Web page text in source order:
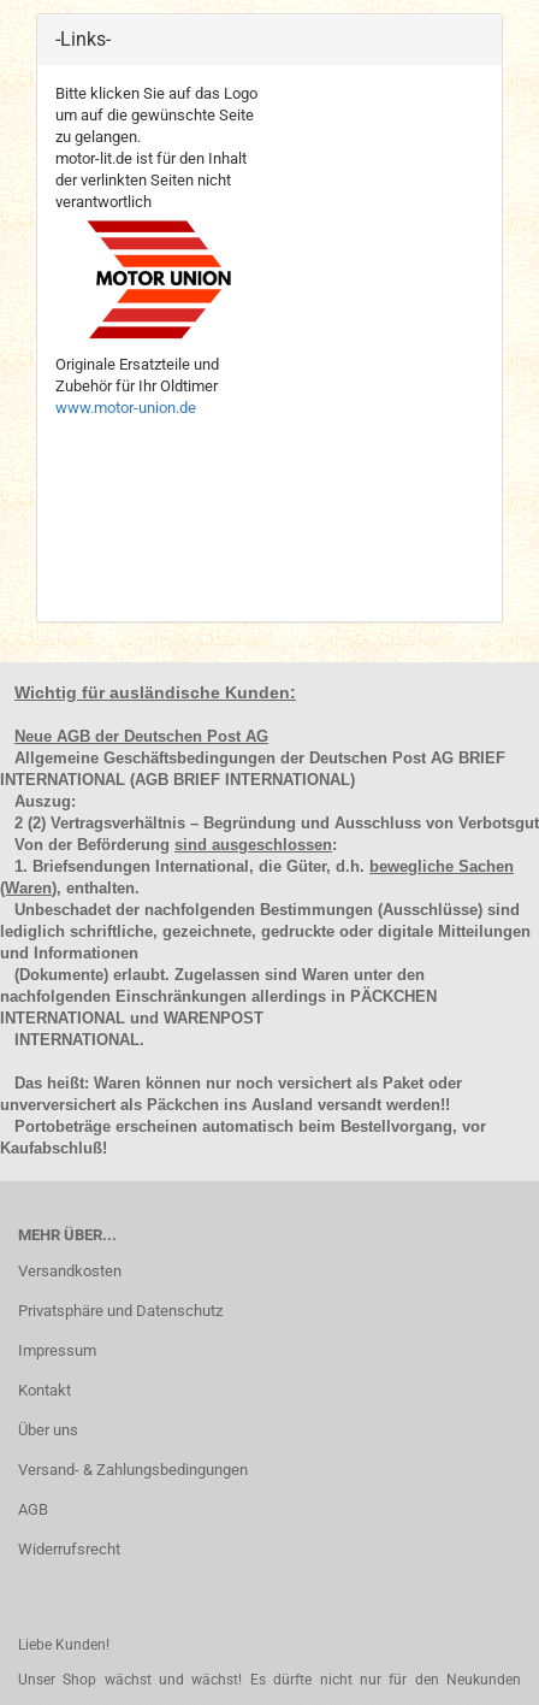
-Links-
Bitte klicken Sie auf das Logo
um auf die gewünschte Seite
zu gelangen.
motor-lit.de ist für den Inhalt
der verlinkten Seiten nicht
verantwortlich
Originale Ersatzteile und
Zubehör für Ihr Oldtimer
www.motor-union.de
Wichtig für ausländische Kunden:
Neue AGB der Deutschen Post AG
Allgemeine Geschäftsbedingungen der Deutschen Post AG BRIEF
INTERNATIONAL (AGB BRIEF INTERNATIONAL)
Auszug:
2 (2) Vertragsverhältnis – Begründung und Ausschluss von Verbotsgut
Von der Beförderung sind ausgeschlossen:
1. Briefsendungen International, die Güter, d.h. bewegliche Sachen
(Waren), enthalten.
Unbeschadet der nachfolgenden Bestimmungen (Ausschlüsse) sind
lediglich schriftliche, gezeichnete, gedruckte oder digitale Mitteilungen
und Informationen
(Dokumente) erlaubt. Zugelassen sind Waren unter den
nachfolgenden Einschränkungen allerdings in PÄCKCHEN
INTERNATIONAL und WARENPOST
INTERNATIONAL.
Das heißt: Waren können nur noch versichert als Paket oder
unverversichert als Päckchen ins Ausland versandt werden!!
Portobeträge erscheinen automatisch beim Bestellvorgang, vor
Kaufabschluß!
MEHR ÜBER...
Versandkosten
Privatsphäre und Datenschutz
Impressum
Kontakt
Über uns
Versand- & Zahlungsbedingungen
AGB
Widerrufsrecht
Liebe Kunden!
Unser Shop wächst und wächst! Es dürfte nicht nur für den Neukunden